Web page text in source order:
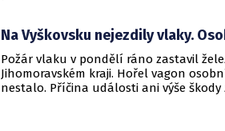
Na Vyškovsku nejezdily vlaky.
Požár vlaku v pondělí ráno zastavil
Jihomoravském kraji. Hořel vagon
nestalo. Příčina události ani výše